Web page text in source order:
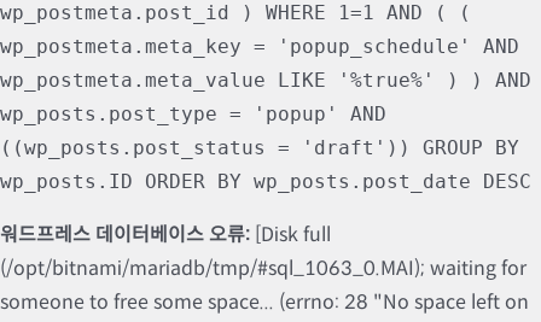
wp_postmeta.post_id ) WHERE 1=1 AND ( (
wp_postmeta.meta_key = 'popup_schedule' AND
wp_postmeta.meta_value LIKE '%true%' ) ) AND
wp_posts.post_type = 'popup' AND
((wp_posts.post_status = 'draft')) GROUP BY
wp_posts.ID ORDER BY wp_posts.post_date DESC
워드프레스 데이터베이스 오류: [Disk full
(/opt/bitnami/mariadb/tmp/#sql_1063_0.MAI); waiting for
someone to free some space... (errno: 28 "No space left on